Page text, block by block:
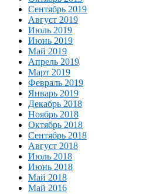
Сентябрь 2019
Август 2019
Июль 2019
Июнь 2019
Май 2019
Апрель 2019
Март 2019
Февраль 2019
Январь 2019
Декабрь 2018
Ноябрь 2018
Октябрь 2018
Сентябрь 2018
Август 2018
Июль 2018
Июнь 2018
Май 2018
Май 2016